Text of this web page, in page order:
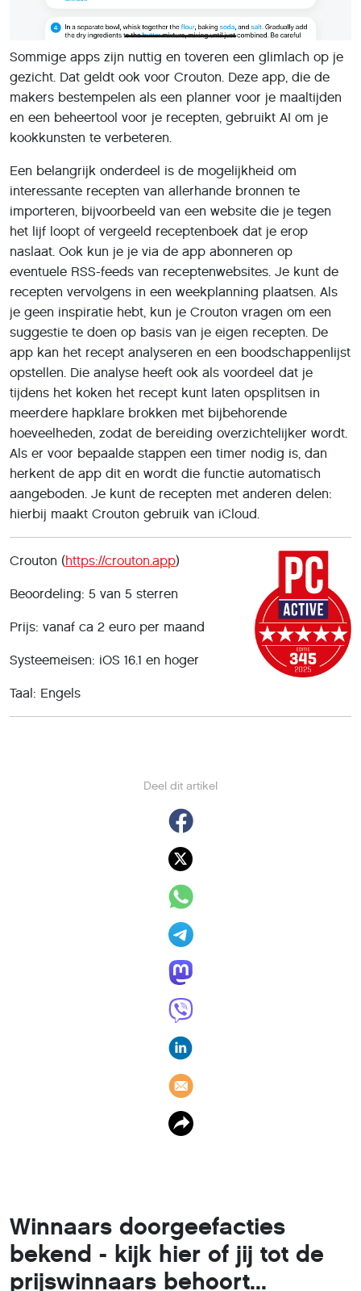
Deel dit artikel
Sommige apps zijn nuttig en toveren een glimlach op je
gezicht. Dat geldt ook voor Crouton. Deze app, die de
makers bestempelen als een planner voor je maaltijden
en een beheertool voor je recepten, gebruikt AI om je
kookkunsten te verbeteren.
Een belangrijk onderdeel is de mogelijkheid om
interessante recepten van allerhande bronnen te
importeren, bijvoorbeeld van een website die je tegen
het lijf loopt of vergeeld receptenboek dat je erop
naslaat. Ook kun je je via de app abonneren op
eventuele RSS-feeds van receptenwebsites. Je kunt de
recepten vervolgens in een weekplanning plaatsen. Als
je geen inspiratie hebt, kun je Crouton vragen om een
suggestie te doen op basis van je eigen recepten. De
app kan het recept analyseren en een boodschappenlijst
opstellen. Die analyse heeft ook als voordeel dat je
tijdens het koken het recept kunt laten opsplitsen in
meerdere hapklare brokken met bijbehorende
hoeveelheden, zodat de bereiding overzichtelijker wordt.
Als er voor bepaalde stappen een timer nodig is, dan
herkent de app dit en wordt die functie automatisch
aangeboden. Je kunt de recepten met anderen delen:
hierbij maakt Crouton gebruik van iCloud.
Crouton (https://crouton.app)
Beoordeling: 5 van 5 sterren
Prijs: vanaf ca 2 euro per maand
Systeemeisen: iOS 16.1 en hoger
Taal: Engels
Winnaars doorgeefacties
bekend - kijk hier of jij tot de
prijswinnaars behoort...